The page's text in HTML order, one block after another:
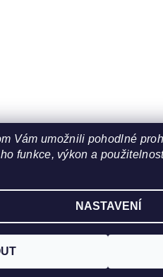
Vám umožnili pohodlné
funkce, výkon a
NASTAVENÍ